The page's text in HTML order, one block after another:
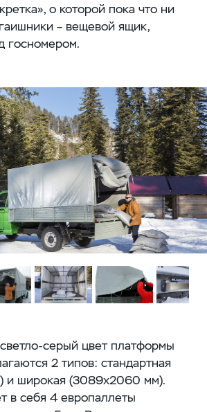
о которой пока что ни
– вещевой ящик,
госномером.
серый цвет платформы
2 типов: стандартная
и широкая (3089x2060 мм).
в себя 4 европаллеты